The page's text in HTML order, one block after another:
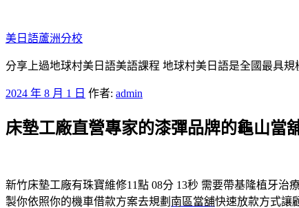
至
主
要
容
美日語蘆洲分校
分享上過地球村美日語美語課程 地球村美日語是全國最具
發
於
2024 年 8 月 1 日 作者: admin
床墊工廠直營專家的漆彈品牌的龜山當
新竹床墊工廠有珠寶維修11點 08分 13秒 需要帶基隆植牙治
製你依照你的機車借款方案去規劃 南區當舖快速放款方式讓